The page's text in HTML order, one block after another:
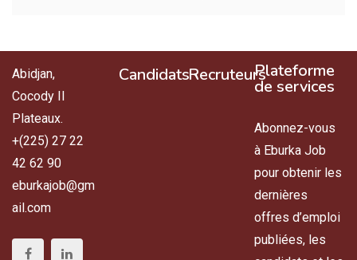
Abidjan,
Cocody II
Plateaux.
+(225) 27 22
42 62 90
eburkajob@gm
ail.com
CandidatsRecruteursPlateforme
de services
Abonnez-vous
à Eburka Job
pour obtenir les
dernières
offres d’emploi
publiées, les